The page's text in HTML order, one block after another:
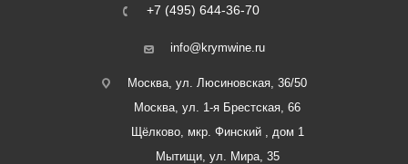
+7 (495) 644-36-70
info@krymwine.ru
Москва, ул. Люсиновская, 36/50
Москва, ул. 1-я Брестская, 66
Щёлково, мкр. Финский , дом 1
Мытищи, ул. Мира, 35